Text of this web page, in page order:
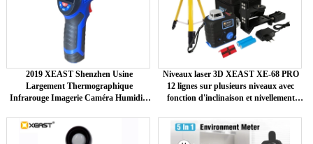
2019 XEAST Shenzhen Usine
Largement Thermographique
Infrarouge Imagerie Caméra Humidité
Niveaux laser 3D XEAST XE-68 PRO
12 lignes sur plusieurs niveaux avec
fonction d'inclinaison et nivellement
360